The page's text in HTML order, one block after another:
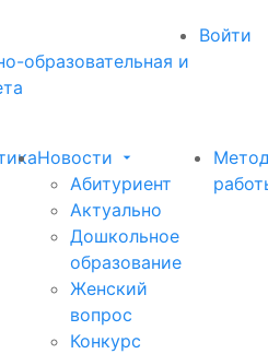
Войти
образовательная и
Новости
Абитуриент
Актуально
Дошкольное
образование
Женский
вопрос
Конкурс